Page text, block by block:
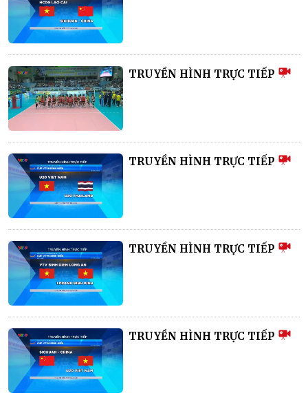
TRUYỀN HÌNH TRỰC TIẾP
TRUYỀN HÌNH TRỰC TIẾP
TRUYỀN HÌNH TRỰC TIẾP
TRUYỀN HÌNH TRỰC TIẾP